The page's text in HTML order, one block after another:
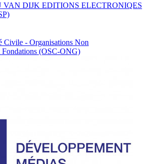
DIJK EDITIONS ELECTRONIQES
Civile - Organisations Non
Fondations (OSC-ONG)